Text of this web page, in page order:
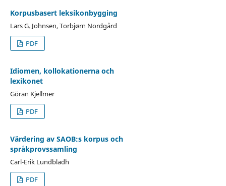
Korpusbasert leksikonbygging
Lars G. Johnsen, Torbjørn Nordgård
PDF
Idiomen, kollokationerna och
lexikonet
Göran Kjellmer
PDF
Värdering av SAOB:s korpus och
språkprovssamling
Carl-Erik Lundbladh
PDF